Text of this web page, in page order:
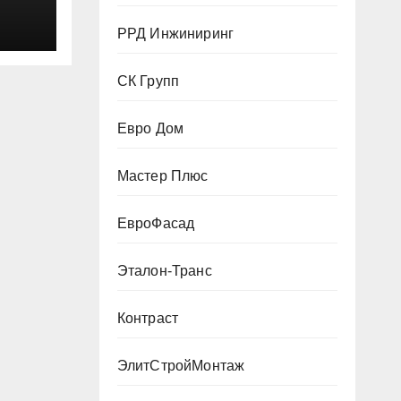
РРД Инжиниринг
СК Групп
Евро Дом
Мастер Плюс
ЕвроФасад
Эталон-Транс
Контраст
ЭлитСтройМонтаж